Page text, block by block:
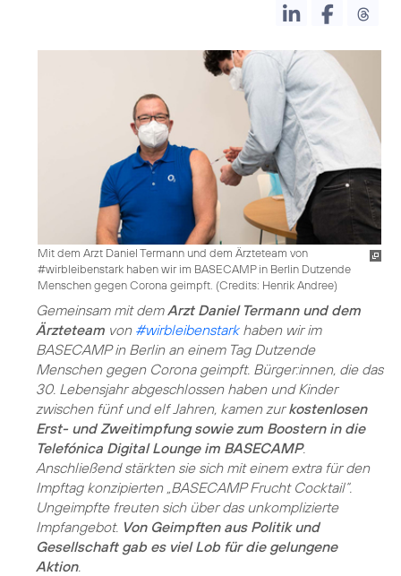
Mit dem Arzt Daniel Termann und dem Ärzteteam von
#wirbleibenstark haben wir im BASECAMP in Berlin Dutzende
Menschen gegen Corona geimpft. (Credits: Henrik Andree)
Gemeinsam mit demArzt Daniel Termann und dem
Ärzteteam von #wirbleibenstarkhaben wir im
BASECAMP in Berlin an einem Tag Dutzende
Menschen gegen Corona geimpft. Bürger:innen, die das
30. Lebensjahr abgeschlossen haben und Kinder
zwischen fünf und elf Jahren, kamen zurkostenlosen
Erst- und Zweitimpfung sowie zum Boostern in die
Telefónica Digital Lounge im BASECAMP.
Anschließend stärkten sie sich mit einem extra für den
Impftag konzipierten „BASECAMP Frucht Cocktail“.
Ungeimpfte freuten sich über das unkomplizierte
Impfangebot. Von Geimpften aus Politik und
Gesellschaft gab es viel Lob für die gelungene
Aktion.